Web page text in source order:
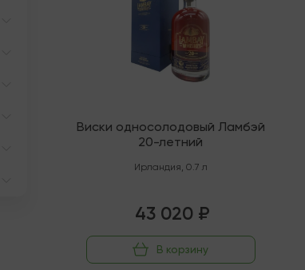
Виски односолодовый Ламбэй
20-летний
Ирландия, 0.7 л
43 020 ₽
В корзину